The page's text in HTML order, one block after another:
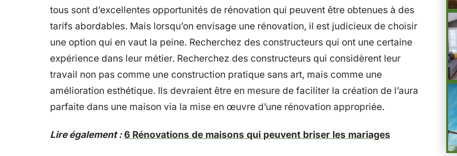
tous sont d’excellentes opportunités de rénovation qui peuvent être obtenues à des
tarifs abordables. Mais lorsqu’on envisage une rénovation, il est judicieux de choisir
une option qui en vaut la peine. Recherchez des constructeurs qui ont une certaine
expérience dans leur métier. Recherchez des constructeurs qui considèrent leur
travail non pas comme une construction pratique sans art, mais comme une
amélioration esthétique. Ils devraient être en mesure de faciliter la création de l’aura
parfaite dans une maison via la mise en œuvre d’une rénovation appropriée.
Lire également : 6 Rénovations de maisons qui peuvent briser les mariages